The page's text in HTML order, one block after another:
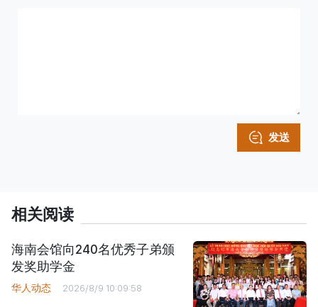
发送
相关阅读
海南会馆向240名优秀子弟颁
发奖助学金
华人动态 2026/8/9 10:09:58